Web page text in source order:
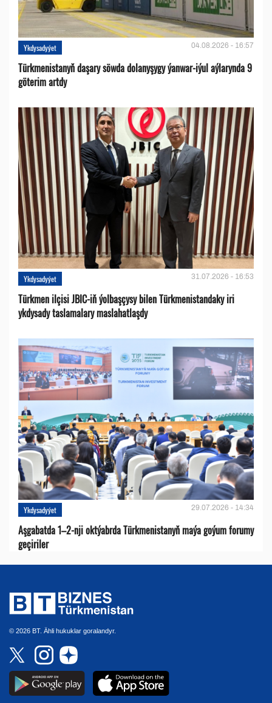
Ykdysadyýet 04.08.2026 - 16:57
Türkmenistanyň daşary söwda dolanyşygy ýanwar-iýul aýlarynda 9
göterim artdy
Ykdysadyýet 31.07.2026 - 16:53
Türkmen ilçisi JBIC-iň ýolbaşçysy bilen Türkmenistandaky iri
ykdysady taslamalary maslahatlaşdy
Ykdysadyýet 29.07.2026 - 14:34
Aşgabatda 1–2-nji oktýabrda Türkmenistanyň maýa goýum forumy
geçiriler
© 2026 BT. Ähli hukuklar goralandyr.